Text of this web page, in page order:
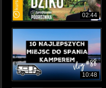
02:44
10:48